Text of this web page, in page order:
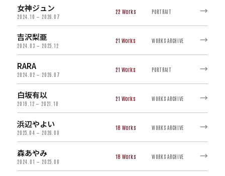
女神ジュン
2024.10 — 2026.07
22 PORTRAIT →
吉沢梨亜
2024.03 — 2025.12
21 WORKS ARCHIVE →
RARA
2024.02 — 2026.07
21 PORTRAIT →
白坂有以
2019.12 — 2021.10
21 WORKS ARCHIVE →
浜辺やよい
2025.04 — 2026.08
18 WORKS ARCHIVE →
森あやみ
2024.01 — 2025.08
18 WORKS ARCHIVE →